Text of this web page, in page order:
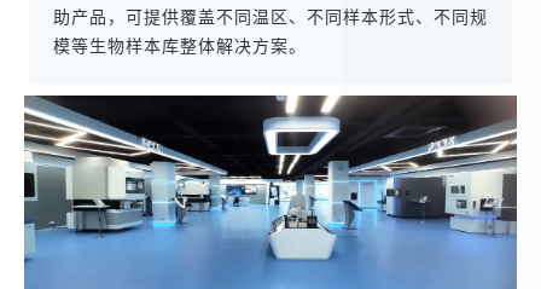
助产品，可提供覆盖不同温区、不同样本形式、不同规
模等生物样本库整体解决方案。